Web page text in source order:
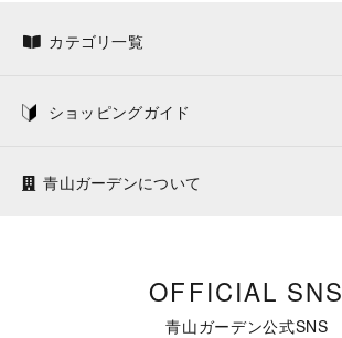
カテゴリ一覧
ショッピングガイド
青山ガーデンについて
OFFICIAL SNS
青山ガーデン公式SNS